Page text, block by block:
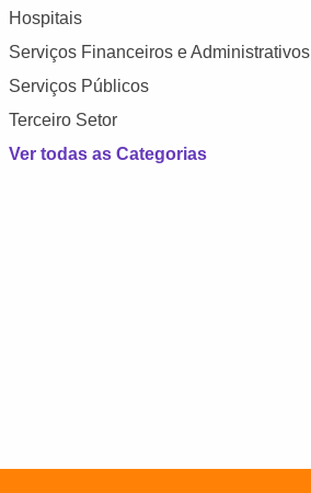
Hospitais
Serviços Financeiros e Administrativos
Serviços Públicos
Terceiro Setor
Ver todas as Categorias